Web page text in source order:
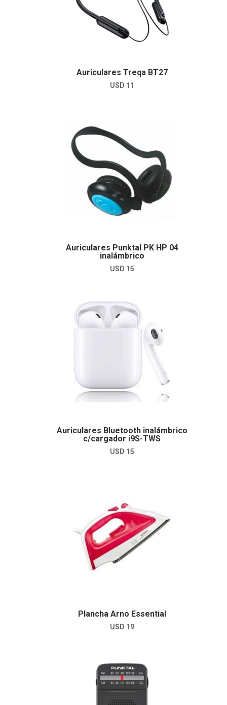
Auriculares Treqa BT27
USD 11
Auriculares Punktal PK HP 04
inalámbrico
USD 15
Auriculares Bluetooth inalámbrico
c/cargador i9S-TWS
USD 15
Plancha Arno Essential
USD 19